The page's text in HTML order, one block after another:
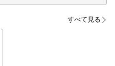
すべて見る